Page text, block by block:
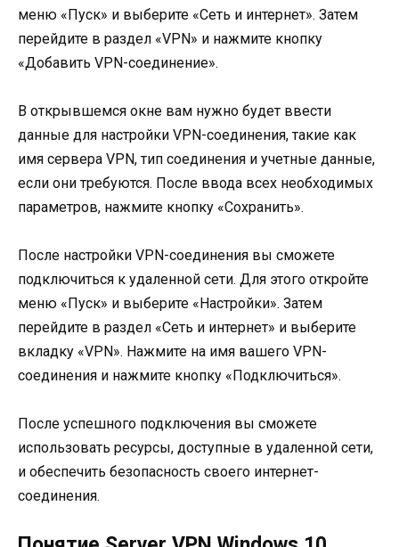
меню «Пуск» и выберите «Сеть и интернет». Затем
перейдите в раздел «VPN» и нажмите кнопку
«Добавить VPN-соединение».
В открывшемся окне вам нужно будет ввести
данные для настройки VPN-соединения, такие как
имя сервера VPN, тип соединения и учетные данные,
если они требуются. После ввода всех необходимых
параметров, нажмите кнопку «Сохранить».
После настройки VPN-соединения вы сможете
подключиться к удаленной сети. Для этого откройте
меню «Пуск» и выберите «Настройки». Затем
перейдите в раздел «Сеть и интернет» и выберите
вкладку «VPN». Нажмите на имя вашего VPN-
соединения и нажмите кнопку «Подключиться».
После успешного подключения вы сможете
использовать ресурсы, доступные в удаленной сети,
и обеспечить безопасность своего интернет-
соединения.